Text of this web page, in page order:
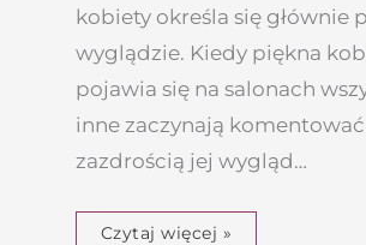
kobiety określa się głównie
wyglądzie. Kiedy piękna
pojawia się na salonach
inne zaczynają komentować
zazdrością jej wygląd…
Czytaj więcej »